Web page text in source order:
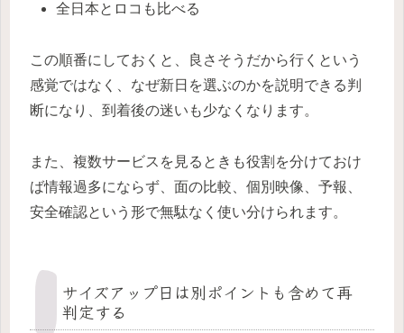
全日本とロコも比べる
この順番にしておくと、良さそうだから行くという
感覚ではなく、なぜ新日を選ぶのかを説明できる判
断になり、到着後の迷いも少なくなります。
また、複数サービスを見るときも役割を分けておけ
ば情報過多にならず、面の比較、個別映像、予報、
安全確認という形で無駄なく使い分けられます。
サイズアップ日は別ポイントも含めて再
判定する